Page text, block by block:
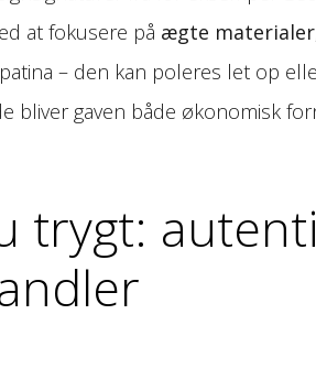
at fokusere på ægte
– den kan poleres let op
bliver gaven både økonomisk
trygt: